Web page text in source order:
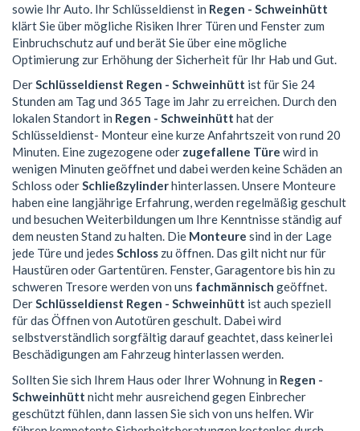
sowie Ihr Auto. Ihr Schlüsseldienst in Regen - Schweinhütt
klärt Sie über mögliche Risiken Ihrer Türen und Fenster zum
Einbruchschutz auf und berät Sie über eine mögliche
Optimierung zur Erhöhung der Sicherheit für Ihr Hab und Gut.
DerSchlüsseldienst Regen - Schweinhütt ist für Sie 24
Stunden am Tag und 365 Tage im Jahr zu erreichen. Durch den
lokalen Standort in Regen - Schweinhütt hat der
Schlüsseldienst- Monteur eine kurze Anfahrtszeit von rund 20
Minuten. Eine zugezogene oder zugefallene Türe wird in
wenigen Minuten geöffnet und dabei werden keine Schäden an
Schloss oderSchließzylinderhinterlassen. Unsere Monteure
haben eine langjährige Erfahrung, werden regelmäßig geschult
und besuchen Weiterbildungen um Ihre Kenntnisse ständig auf
dem neusten Stand zu halten. Die Monteure sind in der Lage
jede Türe und jedes Schloss zu öffnen. Das gilt nicht nur für
Haustüren oder Gartentüren. Fenster, Garagentore bis hin zu
schweren Tresore werden von uns fachmännisch geöffnet.
DerSchlüsseldienst Regen - Schweinhütt ist auch speziell
für das Öffnen von Autotüren geschult. Dabei wird
selbstverständlich sorgfältig darauf geachtet, dass keinerlei
Beschädigungen am Fahrzeug hinterlassen werden.
Sollten Sie sich Ihrem Haus oder Ihrer Wohnung in Regen -
Schweinhütt nicht mehr ausreichend gegen Einbrecher
geschützt fühlen, dann lassen Sie sich von uns helfen. Wir